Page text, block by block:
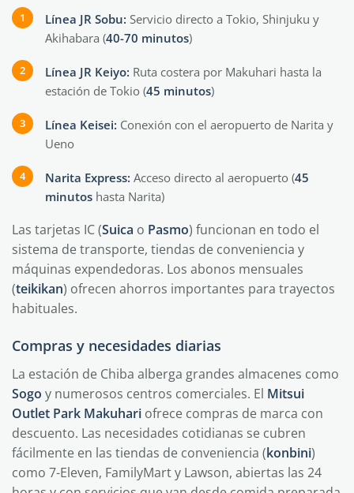
Línea JR Sobu: Servicio directo a Tokio, Shinjuku y
Akihabara (40-70 minutos)
Línea JR Keiyo: Ruta costera por Makuhari hasta la
estación de Tokio (45 minutos)
Línea Keisei: Conexión con el aeropuerto de Narita y
Ueno
Narita Express: Acceso directo al aeropuerto (45
minutos hasta Narita)
Las tarjetas IC (Suica o Pasmo) funcionan en todo el
sistema de transporte, tiendas de conveniencia y
máquinas expendedoras. Los abonos mensuales
(teikikan) ofrecen ahorros importantes para trayectos
habituales.
Compras y necesidades diarias
La estación de Chiba alberga grandes almacenes como
Sogo y numerosos centros comerciales. El Mitsui
Outlet Park Makuhari ofrece compras de marca con
descuento. Las necesidades cotidianas se cubren
fácilmente en las tiendas de conveniencia (konbini)
como 7-Eleven, FamilyMart y Lawson, abiertas las 24